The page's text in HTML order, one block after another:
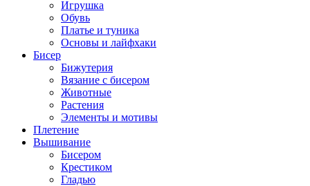
Игрушка
Обувь
Платье и туника
Основы и лайфхаки
Бисер
Бижутерия
Вязание с бисером
Животные
Растения
Элементы и мотивы
Плетение
Вышивание
Бисером
Крестиком
Гладью